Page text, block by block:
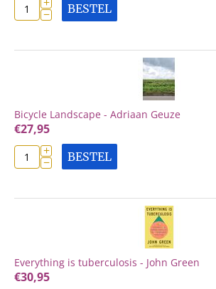
− BESTEL
Bicycle Landscape - Adriaan Geuze
€27,95
+
− BESTEL
Everything is tuberculosis - John Green
€30,95